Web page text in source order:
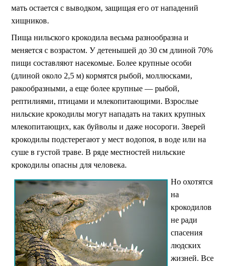
мать остается с выводком, защищая его от нападений
хищников.
Пища нильского крокодила весьма разнообразна и
меняется с возрастом. У детенышей до 30 см длиной 70%
пищи составляют насекомые. Более крупные особи
(длиной около 2,5 м) кормятся рыбой, моллюсками,
ракообразными, а еще более крупные — рыбой,
рептилиями, птицами и млекопитающими. Взрослые
нильские крокодилы могут нападать на таких крупных
млекопитающих, как буйволы и даже носороги. Зверей
крокодилы подстерегают у мест водопоя, в воде или на
суше в густой траве. В ряде местностей нильские
крокодилы опасны для человека.
Но охотятся
на
крокодилов
не ради
спасения
людских
жизней. Все